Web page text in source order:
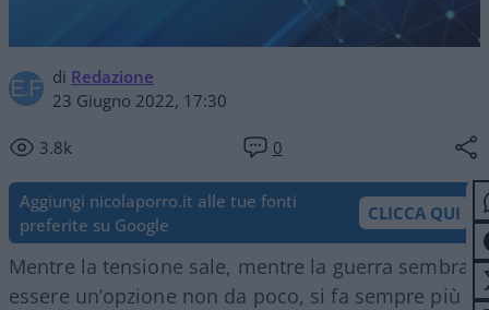
di Redazione
23 Giugno 2022, 17:30
3.8k 0
Aggiungi nicolaporro.it alle tue fonti
preferite su Google
CLICCA QUI
Mentre la tensione sale, mentre la guerra sembra
essere un’opzione non da poco, si fa sempre più